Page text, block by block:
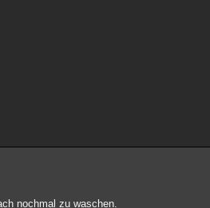
nochmal zu waschen.